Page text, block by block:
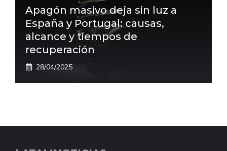
Apagón masivo deja sin luz a
España y Portugal: causas,
alcance y tiempos de
recuperación
28/04/2025